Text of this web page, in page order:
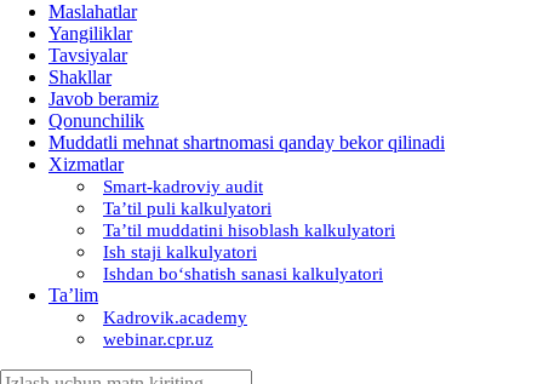
Maslahatlar
Yangiliklar
Tavsiyalar
Shakllar
Javob beramiz
Qonunchilik
Muddatli mehnat shartnomasi qanday bekor qilinadi
Xizmatlar
Smart-kadroviy audit
Ta’til puli kalkulyatori
Ta’til muddatini hisoblash kalkulyatori
Ish staji kalkulyatori
Ishdan boʻshatish sanasi kalkulyatori
Ta’lim
Kadrovik.academy
webinar.cpr.uz